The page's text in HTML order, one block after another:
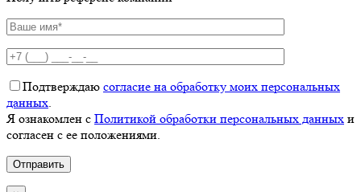
Подтверждаю согласие на обработку моих персональных
данных.
Я ознакомлен с Политикой обработки персональных данных и
согласен с ее положениями.